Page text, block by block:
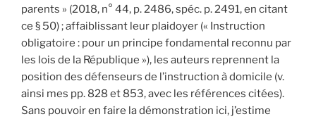
parents » (2018, n° 44, p. 2486, spéc. p. 2491, en citant
ce § 50) ; affaiblissant leur plaidoyer (« Instruction
obligatoire : pour un principe fondamental reconnu par
les lois de la République »), les auteurs reprennent la
position des défenseurs de l’instruction à domicile (v.
ainsi mes pp. 828 et 853, avec les références citées).
Sans pouvoir en faire la démonstration ici, j’estime